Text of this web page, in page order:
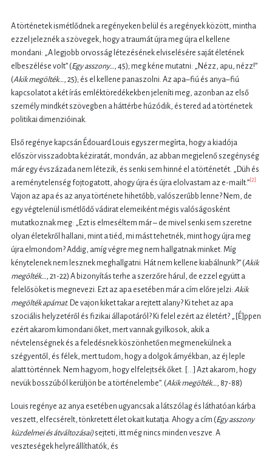
A történetek ismétlődnek a regényeken belül és a regények között, mintha
ezzel jeleznék a szövegek, hogy a traumát újra meg újra el kellene
mondani: „A legjobb orvosság létezésének elviselésére saját életének
elbeszélése volt” (Egy asszony… , 45); meg kéne mutatni: „Nézz, apu, nézz!”
(Akik megölték… , 25); és el kellene panaszolni. Az apa–fiú és anya–fiú
kapcsolatot a két írás emléktöredékekben jeleníti meg, azonban az első
személy mindkét szövegben a háttérbe húzódik, és tered ad a történetek
politikai dimenzióinak.
Első regénye kapcsán Édouard Louis egyszer megírta, hogy a kiadója
először visszadobta kéziratát, mondván, az abban megjelenő szegénység
már egy évszázada nem létezik, és senki sem hinné el a történetét. „Düh és
a reménytelenség fojtogatott, ahogy újra és újra elolvastam az e-mailt.” [2]
Vajon az apa és az anya története hihetőbb, valószerűbb lenne? Nem, de
egy végtelenül ismétlődő vádirat elemeiként mégis valóságosként
mutatkoznak meg: „Ezt is elmeséltem már – de mivel senki sem szeretne
olyan életekről hallani, mint a tiéd, mi mást tehetnék, mint hogy újra meg
újra elmondom? Addig, amíg végre meg nem hallgatnak minket. Míg
kénytelenek nem lesznek meghallgatni. Hát nem kellene kiabálnunk?” (Akik
megölték… , 21-22) A bizonyítás terhe a szerzőre hárul, de ezzel együtt a
felelősöket is megnevezi. Ezt az apa esetében már a cím előre jelzi: Akik
megölték apámat. De vajon kiket takar a rejtett alany? Ki tehet az apa
szociális helyzetéről és fizikai állapotáról? Ki felel ezért az életért? „[É]ppen
ezért akarom kimondani őket, mert vannak gyilkosok, akik a
névtelenségnek és a feledésnek köszönhetően megmenekülnek a
szégyentől, és félek, mert tudom, hogy a dolgok árnyékban, az éj leple
alatt történnek. Nem hagyom, hogy elfelejtsék őket. [...] Azt akarom, hogy
nevük bosszúból kerüljön be a történelembe”. (Akik megölték… , 87-88)
Louis regénye az anya esetében ugyancsak a látszólag és láthatóan kárba
veszett, elfecsérelt, tönkretett élet okait kutatja. Ahogy a cím (Egy asszony
küzdelmei és átváltozásai)sejteti, itt még nincs minden veszve. A
veszteségek helyreállíthatók, és